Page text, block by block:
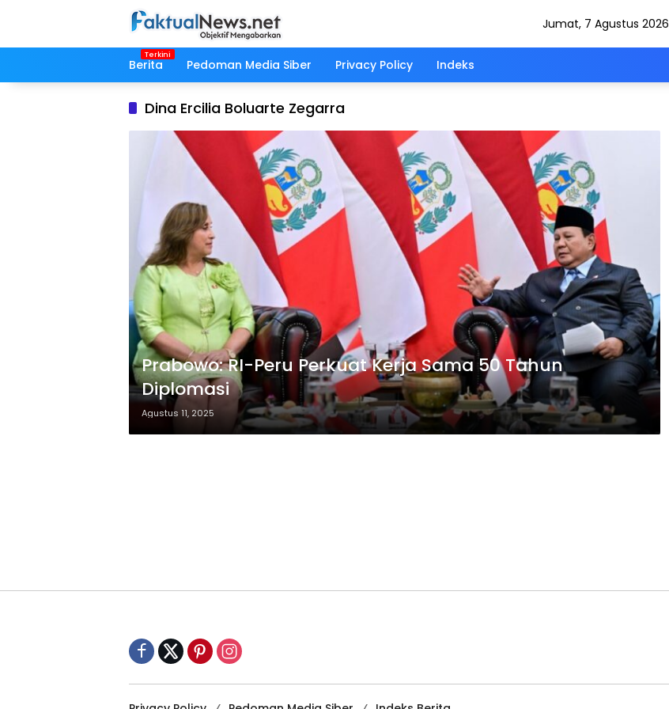
Jumat, 7 Agustus 2026
Berita Pedoman Media Siber Privacy Policy Indeks
Dina Ercilia Boluarte Zegarra
Prabowo: RI-Peru Perkuat Kerja Sama 50 Tahun
Diplomasi
Agustus 11, 2025